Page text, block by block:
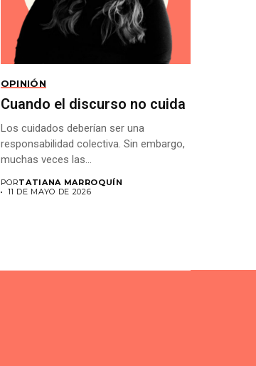
OPINIÓN
Cuando el discurso no cuida
Los cuidados deberían ser una
responsabilidad colectiva. Sin embargo,
muchas veces las...
PORTATIANA MARROQUÍN
11 DE MAYO DE 2026